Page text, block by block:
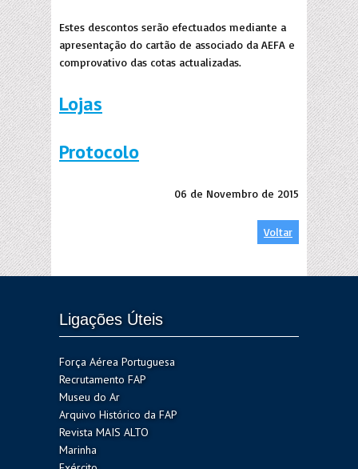
Estes descontos serão efectuados mediante a
apresentação do cartão de associado da AEFA e
comprovativo das cotas actualizadas.
Lojas
Protocolo
06 de Novembro de 2015
Voltar
Ligações Úteis
Força Aérea Portuguesa
Recrutamento FAP
Museu do Ar
Arquivo Histórico da FAP
Revista MAIS ALTO
Marinha